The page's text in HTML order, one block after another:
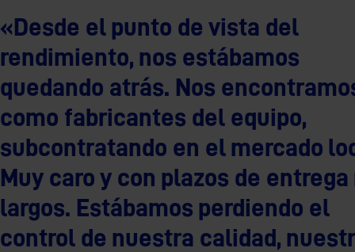
«Desde el punto de vista del
rendimiento, nos estábamos
quedando atrás. Nos
como fabricantes del equipo,
subcontratando en el mercado
Muy caro y con plazos de
largos. Estábamos perdiendo el
control de nuestra calidad,